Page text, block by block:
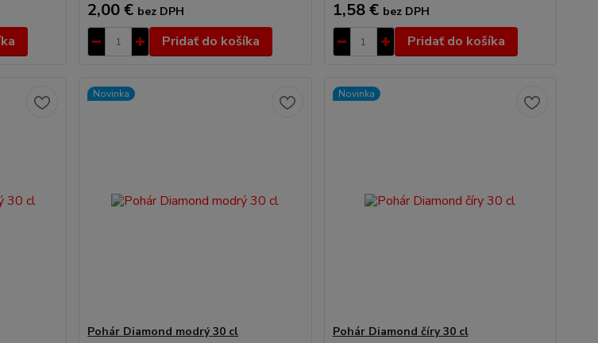
2,00 € bez DPH
Pridať do košíka
1,58 € bez DPH
Pridať do košíka
Novinka
Pohár Diamond modrý 30 cl
Novinka
Pohár Diamond číry 30 cl